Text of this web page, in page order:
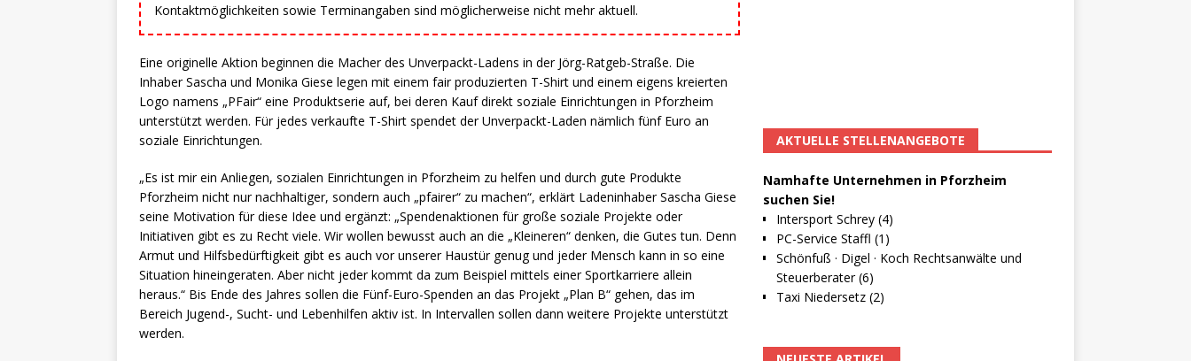
Kontaktmöglichkeiten sowie Terminangaben sind möglicherweise nicht mehr aktuell.
Eine originelle Aktion beginnen die Macher des Unverpackt-Ladens in der Jörg-Ratgeb-Straße. Die
Inhaber Sascha und Monika Giese legen mit einem fair produzierten T-Shirt und einem eigens kreierten
Logo namens „PFair“ eine Produktserie auf, bei deren Kauf direkt soziale Einrichtungen in Pforzheim
unterstützt werden. Für jedes verkaufte T-Shirt spendet der Unverpackt-Laden nämlich fünf Euro an
soziale Einrichtungen.
„Es ist mir ein Anliegen, sozialen Einrichtungen in Pforzheim zu helfen und durch gute Produkte
Pforzheim nicht nur nachhaltiger, sondern auch „pfairer“ zu machen“, erklärt Ladeninhaber Sascha Giese
seine Motivation für diese Idee und ergänzt: „Spendenaktionen für große soziale Projekte oder
Initiativen gibt es zu Recht viele. Wir wollen bewusst auch an die „Kleineren“ denken, die Gutes tun. Denn
Armut und Hilfsbedürftigkeit gibt es auch vor unserer Haustür genug und jeder Mensch kann in so eine
Situation hineingeraten. Aber nicht jeder kommt da zum Beispiel mittels einer Sportkarriere allein
heraus.“ Bis Ende des Jahres sollen die Fünf-Euro-Spenden an das Projekt „Plan B“ gehen, das im
Bereich Jugend-, Sucht- und Lebenhilfen aktiv ist. In Intervallen sollen dann weitere Projekte unterstützt
werden.
AKTUELLE STELLENANGEBOTE
Namhafte Unternehmen in Pforzheim
suchen Sie!
Intersport Schrey (4)
PC-Service Staffl (1)
Schönfuß · Digel · Koch Rechtsanwälte und
Steuerberater (6)
Taxi Niedersetz (2)